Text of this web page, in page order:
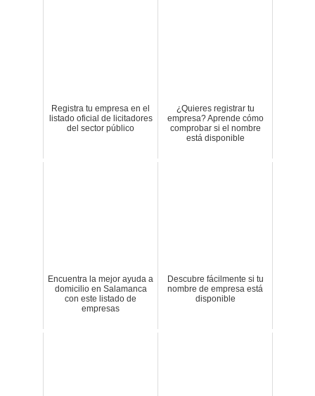
Registra tu empresa en el
listado oficial de licitadores
del sector público
¿Quieres registrar tu
empresa? Aprende cómo
comprobar si el nombre
está disponible
Encuentra la mejor ayuda a
domicilio en Salamanca
con este listado de
empresas
Descubre fácilmente si tu
nombre de empresa está
disponible